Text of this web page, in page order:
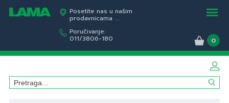
Posetite nas u našim
prodavnicama ...
Poručivanje:
011/3806-180 0